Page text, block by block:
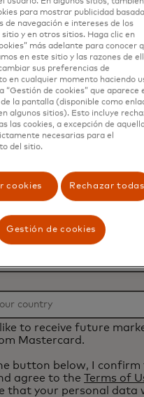
Address
to receive future
Mastercard.
button below, I confirm
agree to the Terms of
that your personal data
para mostrar publicidad
de navegación e intereses de los
sitio y en otros sitios. Haga clic en
más adelante para conocer
en este sitio y las razones de
sus preferencias de
en cualquier momento haciendo
“Gestión de cookies” que aparece
la pantalla (disponible como
algunos sitios). Esto incluye
las cookies, a excepción de
necesarias para el
del sitio.
cookies Rechazar todas
Gestión de cookies